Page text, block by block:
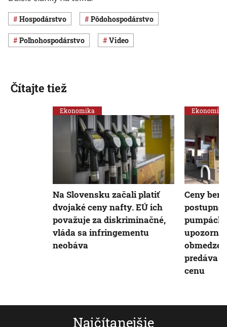
hospodárstvo pôdohospodárstvo
poľnohospodárstvo Video
Najčítanejšie
Čítajte tiež
Ekonomika
Na Slovensku začali platiť
dvojaké ceny nafty. EÚ ich
považuje za diskriminačné,
vláda sa infringementu
neobáva
Ekonomika
Ceny
postupne
pumpách
predáva
cenu